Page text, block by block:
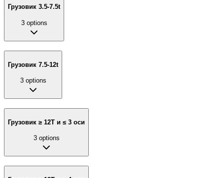
Грузовик 3.5-7.5t
3 options
Грузовик 7.5-12t
3 options
Грузовик ≥ 12T и ≤ 3 оси
3 options